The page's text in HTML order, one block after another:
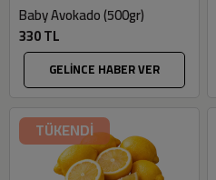
Baby Avokado (500gr)
330 TL
GELİNCE HABER VER
TÜKENDİ